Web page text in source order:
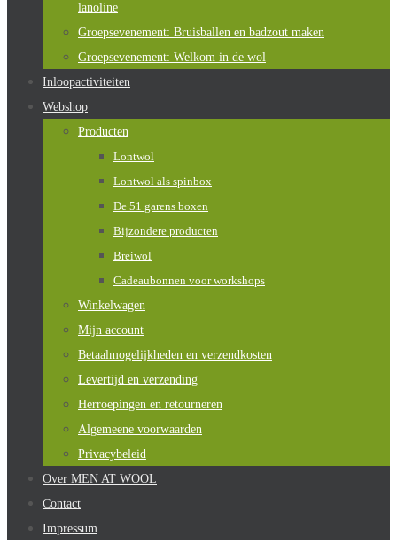
lanoline
Groepsevenement: Bruisballen en badzout maken
Groepsevenement: Welkom in de wol
Inloopactiviteiten
Webshop
Producten
Lontwol
Lontwol als spinbox
De 51 garens boxen
Bijzondere producten
Breiwol
Cadeaubonnen voor workshops
Winkelwagen
Mijn account
Betaalmogelijkheden en verzendkosten
Levertijd en verzending
Herroepingen en retourneren
Algemeene voorwaarden
Privacybeleid
Over MEN AT WOOL
Contact
Impressum